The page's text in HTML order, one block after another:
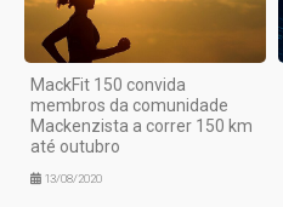
MackFit 150 convida
membros da comunidade
Mackenzista a correr 150 km
até outubro
13/08/2020